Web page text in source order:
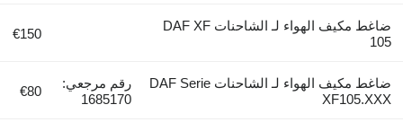
ضاغط مكيف الهواء لـ الشاحنات DAF XF
105
€150
ضاغط مكيف الهواء لـ الشاحنات DAF Serie
XF105.XXX
رقم مرجعي:
1685170
€80